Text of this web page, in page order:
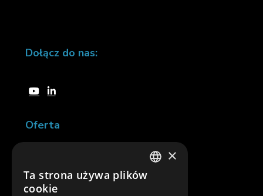
Dołącz do nas:
Oferta
SellFee
×
Ta strona używa plików
cookie